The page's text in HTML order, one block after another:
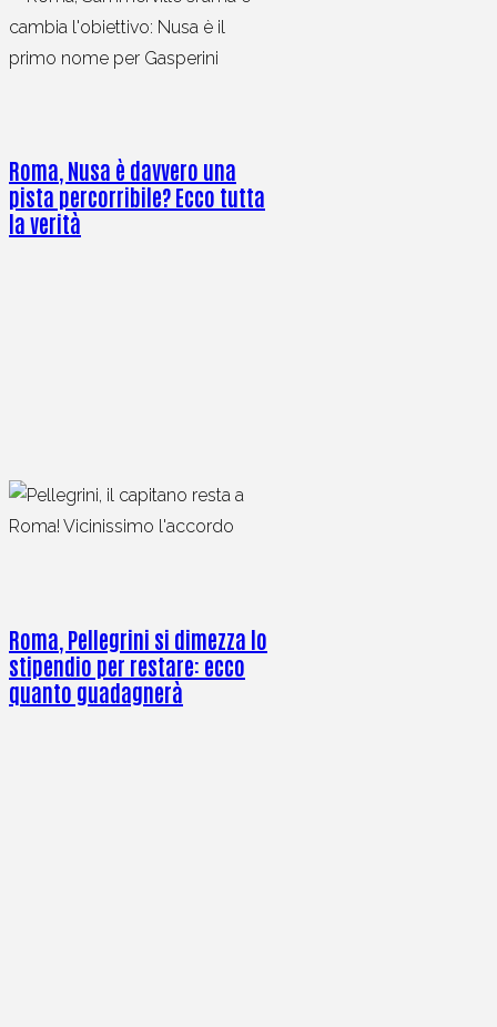
Roma, Nusa è davvero una
pista percorribile? Ecco tutta
la verità
Roma, Pellegrini si dimezza lo
stipendio per restare: ecco
quanto guadagnerà